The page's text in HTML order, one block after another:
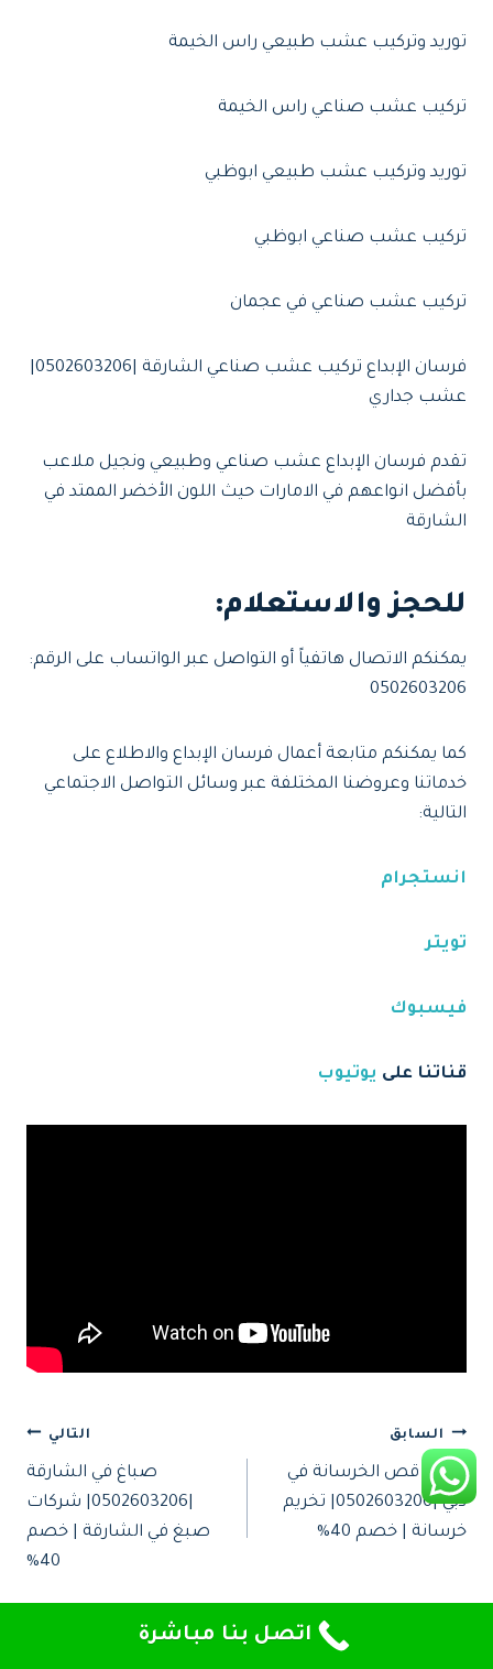
توريد وتركيب عشب طبيعي راس الخيمة
تركيب عشب صناعي راس الخيمة
توريد وتركيب عشب طبيعي ابوظبي
تركيب عشب صناعي ابوظبي
تركيب عشب صناعي في عجمان
عشب جداري
تقدم فرسان الإبداع عشب صناعي وطبيعي ونجيل ملاعب
بأفضل انواعهم في الامارات حيث اللون الأخضر الممتد في
الشارقة
للحجز والاستعلام:
يمكنكم الاتصال هاتفياً أو التواصل عبر الواتساب على الرقم:
0502603206
كما يمكنكم متابعة أعمال فرسان الإبداع والاطلاع على
خدماتنا وعروضنا المختلفة عبر وسائل التواصل الاجتماعي
التالية:
انستجرام
تويتر
فيسبوك
قناتنا على يوتيوب
تصفّح
المقالات
السابق
شركة قص الخرسانة في
دبي |0502603206| تخريم
خرسانة | خصم 40%
التالي
صباغ في الشارقة
|0502603206| شركات
صبغ في الشارقة | خصم
40%
اتصل بنا مباشرة